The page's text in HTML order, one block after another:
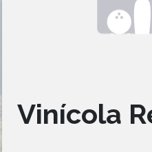
Vinícola